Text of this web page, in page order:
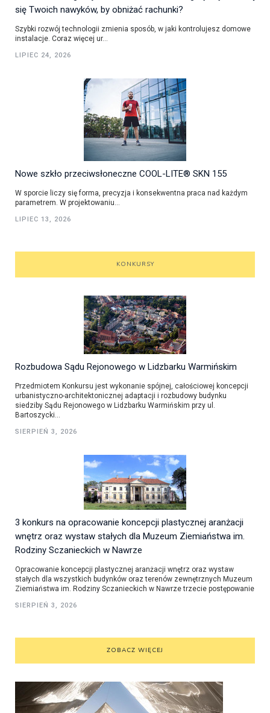
się Twoich nawyków, by obniżać rachunki?
Szybki rozwój technologii zmienia sposób, w jaki kontrolujesz domowe
instalacje. Coraz więcej ur...
LIPIEC 24, 2026
Nowe szkło przeciwsłoneczne COOL-LITE® SKN 155
W sporcie liczy się forma, precyzja i konsekwentna praca nad każdym
parametrem. W projektowaniu...
LIPIEC 13, 2026
KONKURSY
Rozbudowa Sądu Rejonowego w Lidzbarku Warmińskim
Przedmiotem Konkursu jest wykonanie spójnej, całościowej koncepcji
urbanistyczno-architektonicznej adaptacji i rozbudowy budynku
siedziby Sądu Rejonowego w Lidzbarku Warmińskim przy ul.
Bartoszycki...
SIERPIEŃ 3, 2026
3 konkurs na opracowanie koncepcji plastycznej aranżacji
wnętrz oraz wystaw stałych dla Muzeum Ziemiaństwa im.
Rodziny Sczanieckich w Nawrze
Opracowanie koncepcji plastycznej aranżacji wnętrz oraz wystaw
stałych dla wszystkich budynków oraz terenów zewnętrznych Muzeum
Ziemiaństwa im. Rodziny Sczanieckich w Nawrze trzecie postępowanie
SIERPIEŃ 3, 2026
ZOBACZ WIĘCEJ